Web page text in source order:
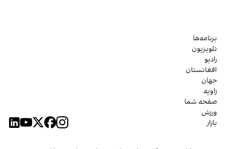
برنامه‌ها
تلویزیون
رادیو
افغانستان
جهان
زاویه
صفحه شما
ورزش
بازار